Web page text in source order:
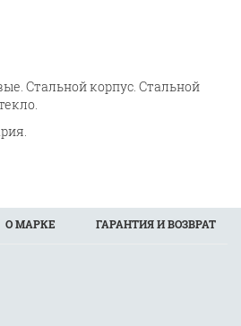
Стальной корпус. Стальной
О МАРКЕ ГАРАНТИЯ И ВОЗВРАТ